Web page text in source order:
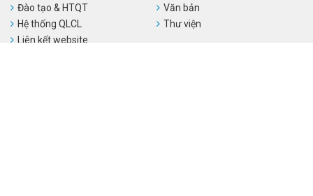
Đào tạo & HTQT
Văn bản
Hệ thống QLCL
Thư viện
Liên kết website